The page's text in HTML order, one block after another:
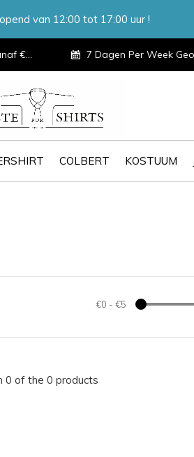
COLBERT KOSTUUM
7 Dagen Per Week Geopend
van 12:00 tot 17:00 uur !
€0 - €5
0 of the 0 products